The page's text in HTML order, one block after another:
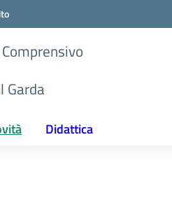
Garda
Didattica